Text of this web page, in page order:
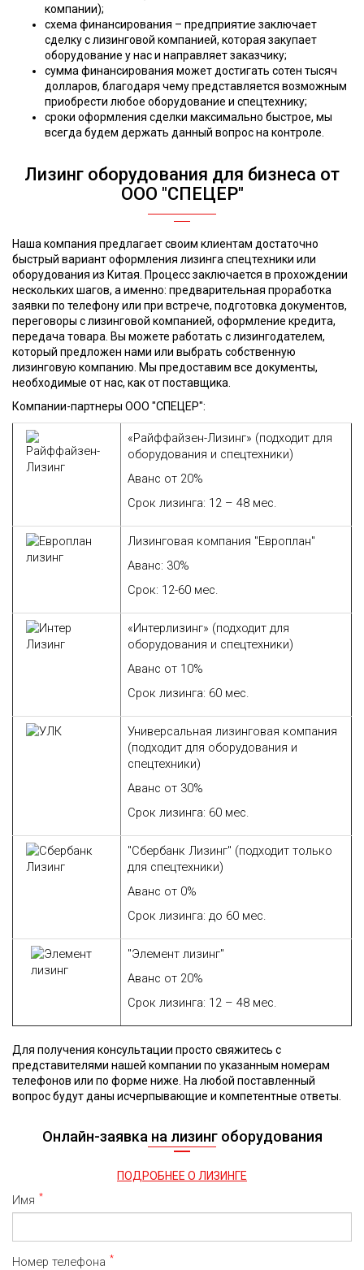
компании);
схема финансирования – предприятие заключает
сделку с лизинговой компанией, которая закупает
оборудование у нас и направляет заказчику;
сумма финансирования может достигать сотен тысяч
долларов, благодаря чему представляется возможным
приобрести любое оборудование и спецтехнику;
сроки оформления сделки максимально быстрое, мы
всегда будем держать данный вопрос на контроле.
Лизинг оборудования для бизнеса от
ООО "СПЕЦЕР"
Наша компания предлагает своим клиентам достаточно
быстрый вариант оформления лизинга спецтехники или
оборудования из Китая. Процесс заключается в прохождении
нескольких шагов, а именно: предварительная проработка
заявки по телефону или при встрече, подготовка документов,
переговоры с лизинговой компанией, оформление кредита,
передача товара. Вы можете работать с лизингодателем,
который предложен нами или выбрать собственную
лизинговую компанию. Мы предоставим все документы,
необходимые от нас, как от поставщика.
Компании-партнеры ООО "СПЕЦЕР":
«Райффайзен-Лизинг» (подходит для
оборудования и спецтехники)
Аванс от 20%
Срок лизинга: 12 – 48 мес.
Лизинговая компания "Европлан"
Аванс: 30%
Срок: 12-60 мес.
«Интерлизинг» (подходит для
оборудования и спецтехники)
Аванс от 10%
Срок лизинга: 60 мес.
Универсальная лизинговая компания
(подходит для оборудования и
спецтехники)
Аванс от 30%
Срок лизинга: 60 мес.
"Сбербанк Лизинг" (подходит только
для спецтехники)
Аванс от 0%
Срок лизинга: до 60 мес.
"Элемент лизинг"
Аванс от 20%
Срок лизинга: 12 – 48 мес.
Для получения консультации просто свяжитесь с
представителями нашей компании по указанным номерам
телефонов или по форме ниже. На любой поставленный
вопрос будут даны исчерпывающие и компетентные ответы.
Онлайн-заявка на лизинг оборудования
ПОДРОБНЕЕ О ЛИЗИНГЕ
Имя *
Номер телефона *